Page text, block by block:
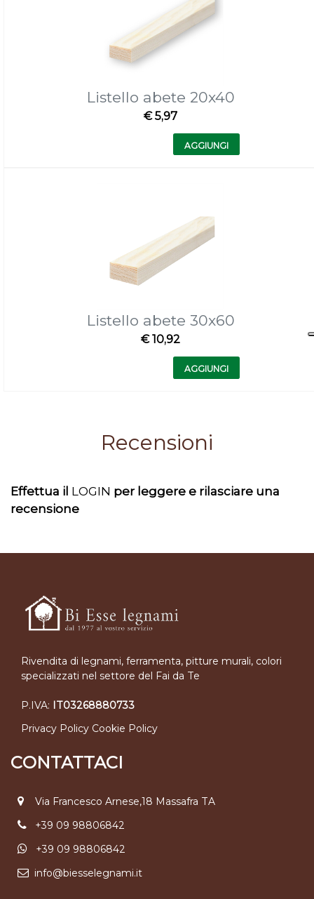
Listello abete 20x40
€ 5,97
Quantità
AGGIUNGI
Listello abete 30x60
€ 10,92
Quantità
AGGIUNGI
Recensioni
Effettua il LOGIN per leggere e rilasciare una
recensione
Rivendita di legnami, ferramenta, pitture murali, colori
specializzati nel settore del Fai da Te
P.IVA: IT03268880733
Privacy Policy Cookie Policy
CONTATTACI
Via Francesco Arnese,18 Massafra TA
+39 09 98806842
+39 09 98806842
info@biesselegnami.it